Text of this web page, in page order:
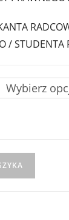
/ STUDENTA
Wybierz